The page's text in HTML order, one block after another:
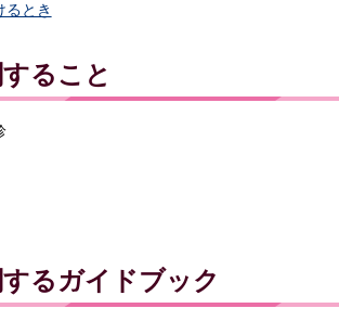
るとき
ること
るガイドブック